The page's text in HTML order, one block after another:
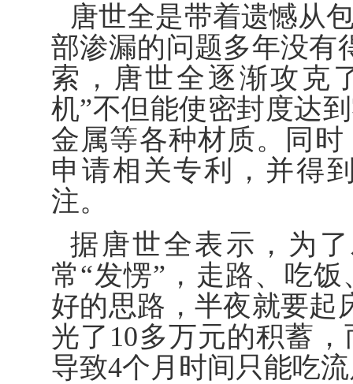
唐世全是带着遗憾从
部渗漏的问题多年没有
索，唐世全逐渐攻克
机”不但能使密封度达
金属等各种材质。同
申请相关专利，并得
注。
据唐世全表示，为
常“发愣”，走路、吃
好的思路，半夜就要起
光了10多万元的积蓄
导致4个月时间只能吃